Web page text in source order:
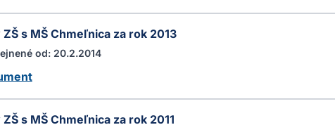
s MŠ Chmeľnica za rok 2013
od: 20.2.2014
s MŠ Chmeľnica za rok 2011